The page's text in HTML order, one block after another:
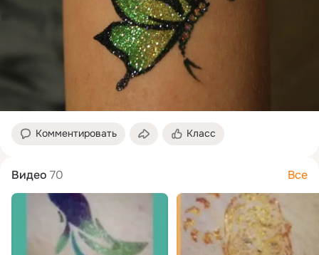
Комментировать Класс
Видео 70 Все